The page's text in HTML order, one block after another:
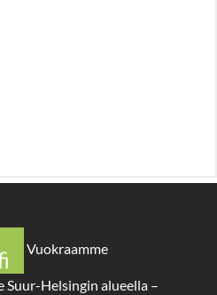
Vuokraamme
Helsingin alueella –